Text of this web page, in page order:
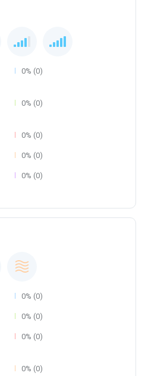
0% (0)
0% (0)
0% (0)
0% (0)
0% (0)
0% (0)
0% (0)
0% (0)
0% (0)